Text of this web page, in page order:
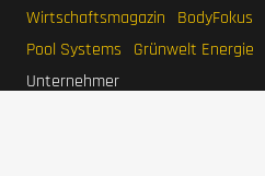
Wirtschaftsmagazin
BodyFokus
Pool Systems
Grünwelt Energie
Unternehmer